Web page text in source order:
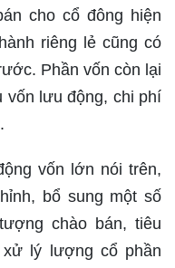
cho cổ đông hiện
riêng lẻ cũng có
Phần vốn còn lại
lưu động, chi phí
vốn lớn nói trên,
bổ sung một số
chào bán, tiêu
lý lượng cổ phần